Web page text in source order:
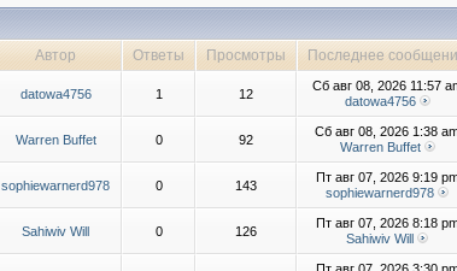
Автор Ответы Просмотры
Последнее
datowa4756 1 12
Сб авг 08, 2026 11:57
datowa4756
Warren Buffet 0 92
Сб авг 08, 2026 1:38
Warren Buffet
sophiewarnerd978 0 143
Пт авг 07, 2026 9:19
sophiewarnerd978
Sahiwiv Will 0 126
Пт авг 07, 2026 8:18
Sahiwiv Will